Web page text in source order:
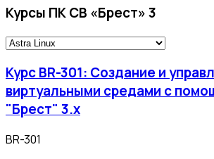
Курсы ПК СВ «Брест» 3
Курс BR-301: Создание и
виртуальными средами с
"Брест" 3.х
BR-301